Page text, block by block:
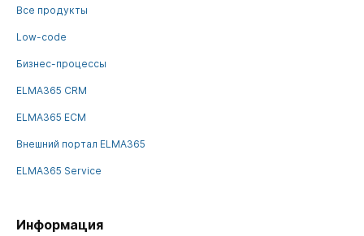
Все продукты
Low-code
Бизнес-процессы
ELMA365 CRM
ELMA365 ECM
Внешний портал ELMA365
ELMA365 Service
Информация